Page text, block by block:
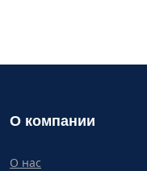
О компании
О нас